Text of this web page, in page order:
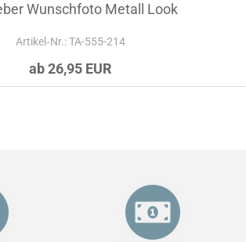
Wunschfoto Metall Look
Artikel‑Nr.: TA-555-214
ab 26,95 EUR